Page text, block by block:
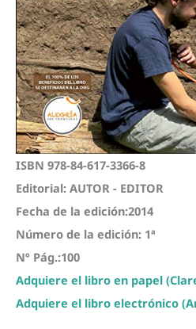
ISBN 978-84-617-3366-8
Editorial: AUTOR - EDITOR
Fecha de la edición:2014
Número de la edición: 1ª
Nº Pág.:100
Adquiere el libro en papel
Adquiere el libro electrónico